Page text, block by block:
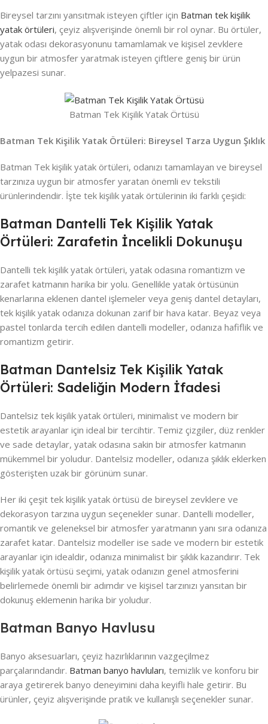
Bireysel tarzını yansıtmak isteyen çiftler için Batman tek kişilik
yatak örtüleri, çeyiz alışverişinde önemli bir rol oynar. Bu örtüler,
yatak odası dekorasyonunu tamamlamak ve kişisel zevklere
uygun bir atmosfer yaratmak isteyen çiftlere geniş bir ürün
yelpazesi sunar.
Batman Tek Kişilik Yatak Örtüsü
Batman Tek Kişilik Yatak Örtüleri: Bireysel Tarza Uygun Şıklık
Batman Tek kişilik yatak örtüleri, odanızı tamamlayan ve bireysel
tarzınıza uygun bir atmosfer yaratan önemli ev tekstili
ürünlerindendir. İşte tek kişilik yatak örtülerinin iki farklı çeşidi:
Batman Dantelli Tek Kişilik Yatak
Örtüleri: Zarafetin İncelikli Dokunuşu
Dantelli tek kişilik yatak örtüleri, yatak odasına romantizm ve
zarafet katmanın harika bir yolu. Genellikle yatak örtüsünün
kenarlarına eklenen dantel işlemeler veya geniş dantel detayları,
tek kişilik yatak odanıza dokunan zarif bir hava katar. Beyaz veya
pastel tonlarda tercih edilen dantelli modeller, odanıza hafiflik ve
romantizm getirir.
Batman Dantelsiz Tek Kişilik Yatak
Örtüleri: Sadeliğin Modern İfadesi
Dantelsiz tek kişilik yatak örtüleri, minimalist ve modern bir
estetik arayanlar için ideal bir tercihtir. Temiz çizgiler, düz renkler
ve sade detaylar, yatak odasına sakin bir atmosfer katmanın
mükemmel bir yoludur. Dantelsiz modeller, odanıza şıklık eklerken
gösterişten uzak bir görünüm sunar.
Her iki çeşit tek kişilik yatak örtüsü de bireysel zevklere ve
dekorasyon tarzına uygun seçenekler sunar. Dantelli modeller,
romantik ve geleneksel bir atmosfer yaratmanın yanı sıra odanıza
zarafet katar. Dantelsiz modeller ise sade ve modern bir estetik
arayanlar için idealdir, odanıza minimalist bir şıklık kazandırır. Tek
kişilik yatak örtüsü seçimi, yatak odanızın genel atmosferini
belirlemede önemli bir adımdır ve kişisel tarzınızı yansıtan bir
dokunuş eklemenin harika bir yoludur.
Batman Banyo Havlusu
Banyo aksesuarları, çeyiz hazırlıklarının vazgeçilmez
parçalarındandır. Batman banyo havluları, temizlik ve konforu bir
araya getirerek banyo deneyimini daha keyifli hale getirir. Bu
ürünler, çeyiz alışverişinde pratik ve kullanışlı seçenekler sunar.